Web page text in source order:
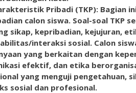
Pribadi (TKP): Bagian
calon siswa. Soal-soal TKP
sikap, kepribadian, kejujuran,
interaksi sosial. Calon
yang berkaitan dengan
efektif, dan etika
yang menguji pengetahuan,
sosial dan profesional.